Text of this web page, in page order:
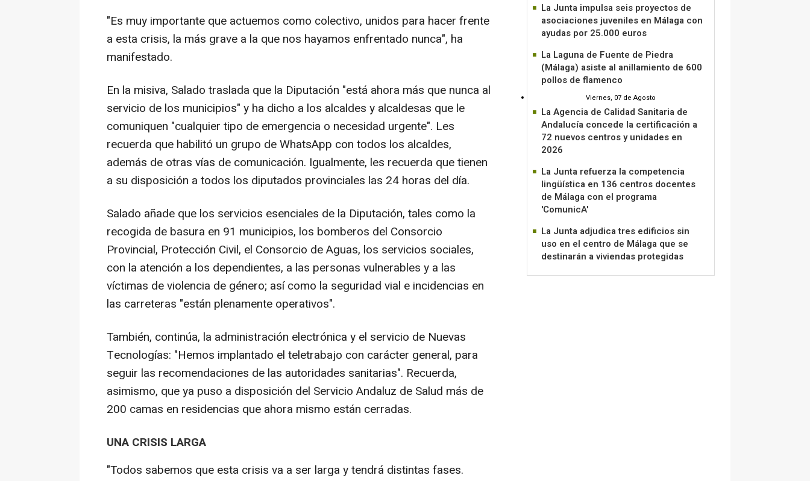
"Es muy importante que actuemos como colectivo, unidos para hacer frente
a esta crisis, la más grave a la que nos hayamos enfrentado nunca", ha
manifestado.
En la misiva, Salado traslada que la Diputación "está ahora más que nunca al
servicio de los municipios" y ha dicho a los alcaldes y alcaldesas que le
comuniquen "cualquier tipo de emergencia o necesidad urgente". Les
recuerda que habilitó un grupo de WhatsApp con todos los alcaldes,
además de otras vías de comunicación. Igualmente, les recuerda que tienen
a su disposición a todos los diputados provinciales las 24 horas del día.
Salado añade que los servicios esenciales de la Diputación, tales como la
recogida de basura en 91 municipios, los bomberos del Consorcio
Provincial, Protección Civil, el Consorcio de Aguas, los servicios sociales,
con la atención a los dependientes, a las personas vulnerables y a las
víctimas de violencia de género; así como la seguridad vial e incidencias en
las carreteras "están plenamente operativos".
También, continúa, la administración electrónica y el servicio de Nuevas
Tecnologías: "Hemos implantado el teletrabajo con carácter general, para
seguir las recomendaciones de las autoridades sanitarias". Recuerda,
asimismo, que ya puso a disposición del Servicio Andaluz de Salud más de
200 camas en residencias que ahora mismo están cerradas.
UNA CRISIS LARGA
"Todos sabemos que esta crisis va a ser larga y tendrá distintas fases.
La Junta impulsa seis proyectos de
asociaciones juveniles en Málaga con
ayudas por 25.000 euros
La Laguna de Fuente de Piedra
(Málaga) asiste al anillamiento de 600
pollos de flamenco
Viernes, 07 de Agosto
La Agencia de Calidad Sanitaria de
Andalucía concede la certificación a
72 nuevos centros y unidades en
2026
La Junta refuerza la competencia
lingüística en 136 centros docentes
de Málaga con el programa
'ComunicA'
La Junta adjudica tres edificios sin
uso en el centro de Málaga que se
destinarán a viviendas protegidas